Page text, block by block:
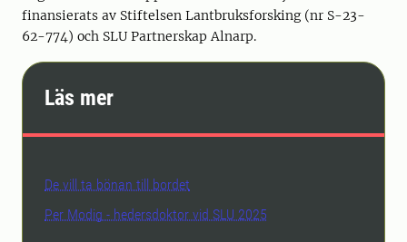
finansierats av Stiftelsen Lantbruksforsking (nr S-23-
62-774) och SLU Partnerskap Alnarp.
Läs mer
De vill ta bönan till bordet
Per Modig - hedersdoktor vid SLU 2025